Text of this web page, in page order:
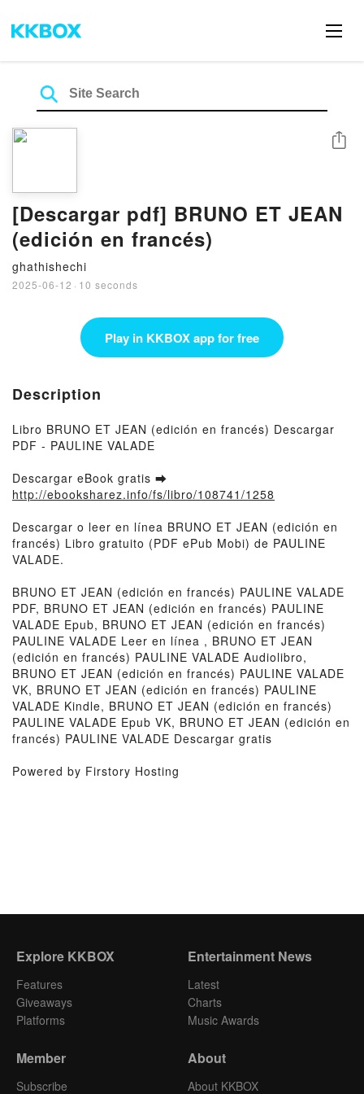
[Descargar pdf] BRUNO ET JEAN
(edición en francés)
ghathishechi
2025-06-12 · 10 seconds
Share
Play in KKBOX app for free
Description
Libro BRUNO ET JEAN (edición en francés) Descargar
PDF - PAULINE VALADE
Descargar eBook gratis ➡
http://ebooksharez.info/fs/libro/108741/1258
Descargar o leer en línea BRUNO ET JEAN (edición en
francés) Libro gratuito (PDF ePub Mobi) de PAULINE
VALADE.
BRUNO ET JEAN (edición en francés) PAULINE VALADE
PDF, BRUNO ET JEAN (edición en francés) PAULINE
VALADE Epub, BRUNO ET JEAN (edición en francés)
PAULINE VALADE Leer en línea , BRUNO ET JEAN
(edición en francés) PAULINE VALADE Audiolibro,
BRUNO ET JEAN (edición en francés) PAULINE VALADE
VK, BRUNO ET JEAN (edición en francés) PAULINE
VALADE Kindle, BRUNO ET JEAN (edición en francés)
PAULINE VALADE Epub VK, BRUNO ET JEAN (edición en
francés) PAULINE VALADE Descargar gratis
Powered by Firstory Hosting
Explore KKBOX
Features
Giveaways
Platforms
Entertainment News
Latest
Charts
Music Awards
Member
Subscribe
About
About KKBOX